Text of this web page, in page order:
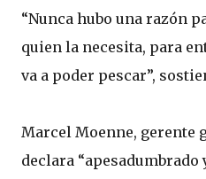
“Nunca hubo una razón
quien la necesita, para
va a poder pescar”,
Marcel Moenne, gerente
declara “apesadumbrado